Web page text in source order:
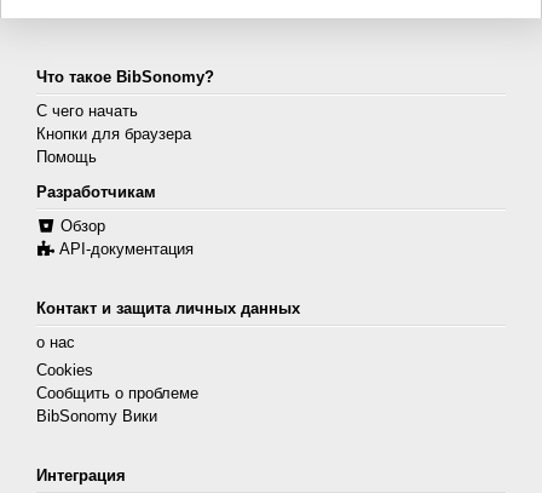
Что такое BibSonomy?
С чего начать
Кнопки для браузера
Помощь
Разработчикам
Обзор
API-документация
Контакт и защита личных данных
о нас
Cookies
Сообщить о проблеме
BibSonomy Вики
Интеграция